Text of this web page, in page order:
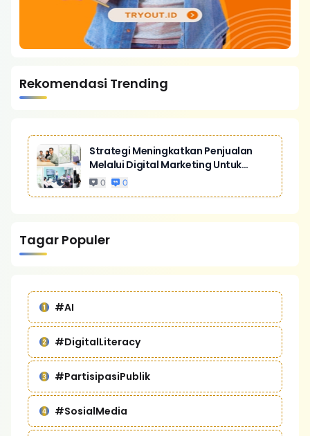
Rekomendasi Trending
Strategi Meningkatkan Penjualan
Melalui Digital Marketing Untuk
Bisnis Yang Lebih Kompetitif
0 0
Tagar Populer
#AI
#DigitalLiteracy
#PartisipasiPublik
#SosialMedia